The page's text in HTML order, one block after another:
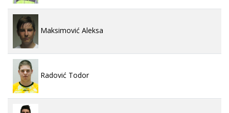
Maksimović Aleksa
Radović Todor